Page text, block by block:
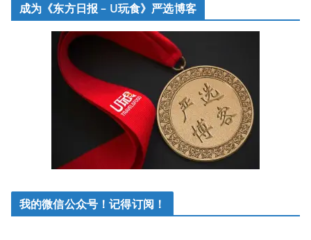
成为《东方日报 – U玩食》严选博客
我的微信公众号！记得订阅！